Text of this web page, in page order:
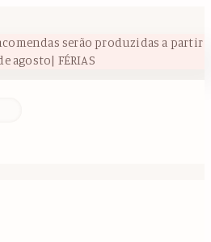
serão produzidas a partir
agosto| FÉRIAS